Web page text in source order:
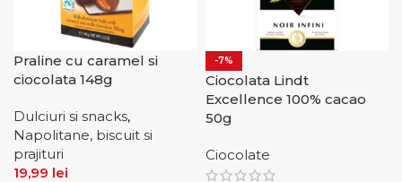
Praline cu caramel si
ciocolata 148g
Dulciuri si snacks,
Napolitane, biscuit si
prajituri
19,99 lei
-7%
Ciocolata Lindt
Excellence 100% cacao
50g
Ciocolate